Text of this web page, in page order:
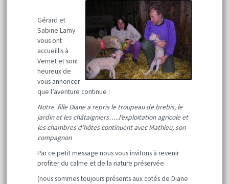
Gérard et
Sabine Lamy
vous ont
accueillis à
Vernet et sont
heureux de
vous annoncer
que l’aventure continue :
Notre fille Diane a repris le troupeau de brebis, le
jardin et les châtaigniers…..l’exploitation agricole et
les chambres d’hôtes continuent avec Mathieu, son
compagnon
Par ce petit message nous vous invitons à revenir
profiter du calme et de la nature préservée
(nous sommes toujours présents aux cotés de Diane